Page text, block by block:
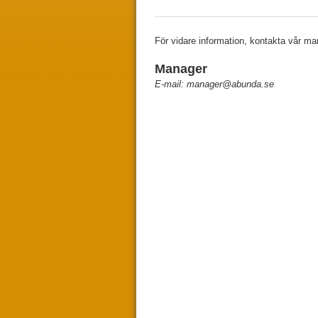
För vidare information, kontakta vår
Manager
E-mail: manager@abunda.se